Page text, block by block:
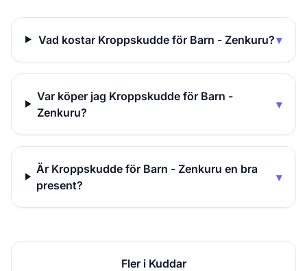
Vad kostar Kroppskudde för Barn - Zenkuru?▾
Var köper jag Kroppskudde för Barn -
Zenkuru?
▾
Är Kroppskudde för Barn - Zenkuru en bra
present?
▾
Fler i Kuddar